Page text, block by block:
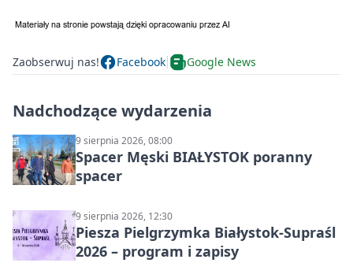
Zaobserwuj nas! Facebook Google News
Nadchodzące wydarzenia
9 sierpnia 2026, 08:00
Spacer Męski BIAŁYSTOK poranny
spacer
9 sierpnia 2026, 12:30
Piesza Pielgrzymka Białystok-Supraśl
2026 – program i zapisy